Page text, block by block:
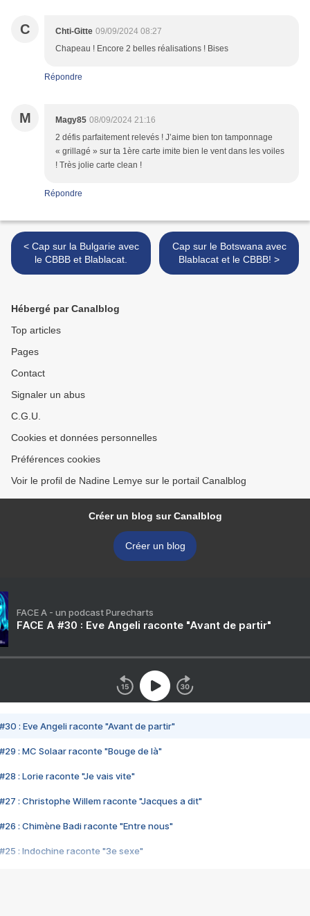
C Chti-Gitte 09/09/2024 08:27
Chapeau ! Encore 2 belles réalisations ! Bises
Répondre
M Magy85 08/09/2024 21:16
2 défis parfaitement relevés ! J’aime bien ton tamponnage
« grillagé » sur ta 1ère carte imite bien le vent dans les voiles
! Très jolie carte clean !
Répondre
< Cap sur la Bulgarie avec
le CBBB et Blablacat.
Cap sur le Botswana avec
Blablacat et le CBBB! >
Hébergé par Canalblog
Top articles
Pages
Contact
Signaler un abus
C.G.U.
Cookies et données personnelles
Préférences cookies
Voir le profil de Nadine Lemye sur le portail Canalblog
Créer un blog sur Canalblog
Créer un blog
FACE A - un podcast Purecharts
FACE A #30 : Eve Angeli raconte "Avant de partir"
#30 : Eve Angeli raconte "Avant de partir"
#29 : MC Solaar raconte "Bouge de là"
#28 : Lorie raconte "Je vais vite"
#27 : Christophe Willem raconte "Jacques a dit"
#26 : Chimène Badi raconte "Entre nous"
#25 : Indochine raconte "3e sexe"